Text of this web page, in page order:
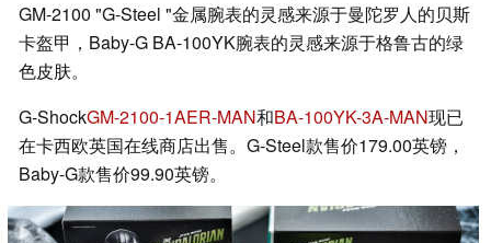
GM-2100 "G-Steel "金属腕表的灵感来源于曼陀罗人的贝斯
卡盔甲，Baby-G BA-100YK腕表的灵感来源于格鲁古的绿
色皮肤。
G-ShockGM-2100-1AER-MAN和BA-100YK-3A-MAN现已
在卡西欧英国在线商店出售。G-Steel款售价179.00英镑，
Baby-G款售价99.90英镑。